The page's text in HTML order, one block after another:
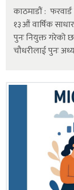
काठमाडौं :
१३औं वार्षिक
पुनः नियुक्त गरेको
चौधरीलाई पुनः